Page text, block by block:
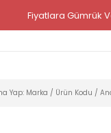
Fiyatlara Gümrük